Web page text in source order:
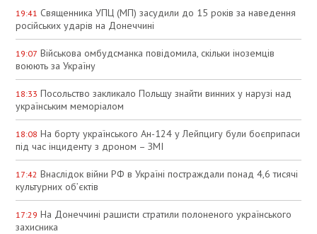
19:41 Священника УПЦ (МП) засудили до 15 років за наведення
російських ударів на Донеччині
19:07 Військова омбудсманка повідомила, скільки іноземців
воюють за Україну
18:33 Посольство закликало Польщу знайти винних у нарузі над
українським меморіалом
18:08 На борту українського Ан-124 у Лейпцигу були боєприпаси
під час інциденту з дроном – ЗМІ
17:42 Внаслідок війни РФ в Україні постраждали понад 4,6 тисячі
культурних об’єктів
17:29 На Донеччині рашисти стратили полоненого українського
захисника